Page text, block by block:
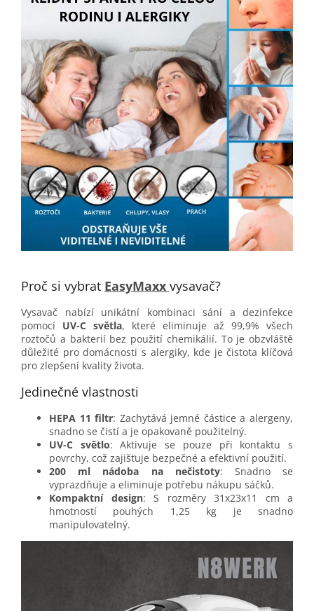
Proč si vybrat EasyMaxx vysavač?
Vysavač nabízí unikátní kombinaci sání a dezinfekce
pomocí UV-C světla, které eliminuje až 99,9% všech
roztočů a bakterií bez použití chemikálií. To je obzvláště
důležité pro domácnosti s alergiky, kde je čistota klíčová
pro zlepšení kvality života.
Jedinečné vlastnosti
HEPA 11 filtr: Zachytává jemné částice a alergeny,
snadno se čistí a je opakovaně použitelný.
UV-C světlo: Aktivuje se pouze při kontaktu s
povrchy, což zajišťuje bezpečné a efektivní použití.
200 ml nádoba na nečistoty: Snadno se
vyprazdňuje a eliminuje potřebu nákupu sáčků.
Kompaktní design: S rozměry 31x23x11 cm a
hmotností pouhých 1,25 kg je snadno
manipulovatelný.